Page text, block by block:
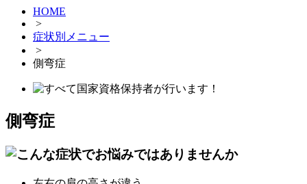
HOME
>
症状別メニュー
>
側弯症
側弯症